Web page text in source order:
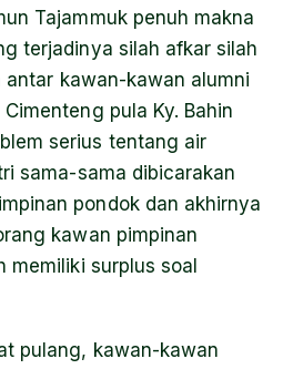
Tajammuk penuh makna
terjadinya silah afkar silah
antar kawan-kawan alumni
pula Ky. Bahin
serius tentang air
sama-sama dibicarakan
pondok dan akhirnya
kawan pimpinan
memiliki surplus soal
pulang, kawan-kawan